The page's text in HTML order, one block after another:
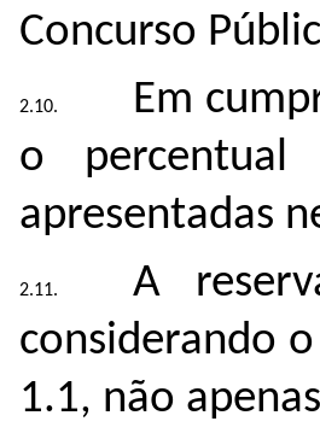
Concurso
Em
o
apresentadas
A
considerando
1.1, não